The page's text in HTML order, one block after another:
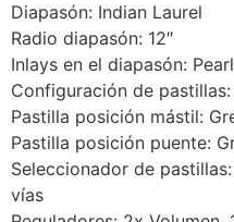
Diapasón: Indian Laurel
Radio diapasón: 12″
Inlays en el diapasón:
Configuración de
Pastilla posición mástil:
Pastilla posición puente:
Seleccionador de
vías